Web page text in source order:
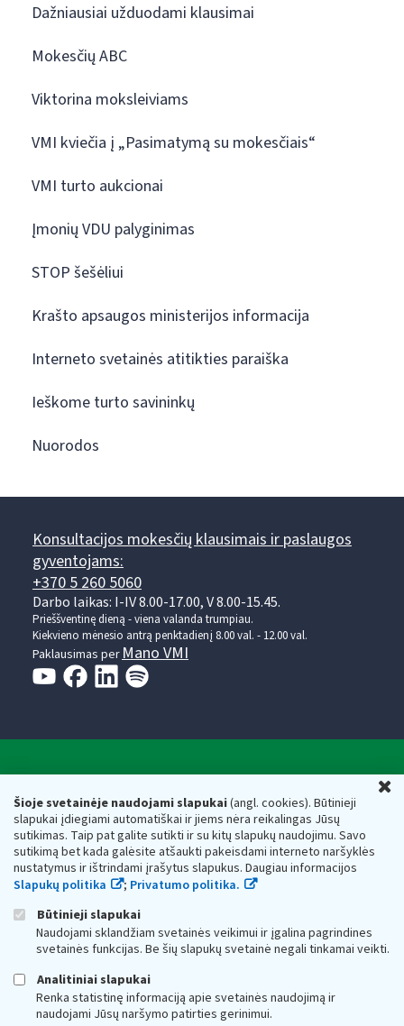
Šioje svetainėje naudojami slapukai(angl. cookies). Būtinieji
slapukai įdiegiami automatiškai ir jiems nėra reikalingas Jūsų
sutikimas. Taip pat galite sutikti ir su kitų slapukų naudojimu. Savo
sutikimą bet kada galėsite atšaukti pakeisdami interneto naršyklės
nustatymus ir ištrindami įrašytus slapukus. Daugiau informacijos
Slapukų politika
; Privatumo politika.
Būtinieji slapukai
Naudojami sklandžiam svetainės veikimui ir įgalina pagrindines
svetainės funkcijas. Be šių slapukų svetainė negali tinkamai veikti.
Analitiniai slapukai
Renka statistinę informaciją apie svetainės naudojimą ir
naudojami Jūsų naršymo patirties gerinimui.
Dažniausiai užduodami klausimai
Mokesčių ABC
Viktorina moksleiviams
VMI kviečia į „Pasimatymą su mokesčiais“
VMI turto aukcionai
Įmonių VDU palyginimas
STOP šešėliui
Krašto apsaugos ministerijos informacija
Interneto svetainės atitikties paraiška
Ieškome turto savininkų
Nuorodos
Konsultacijos mokesčių klausimais ir paslaugos
gyventojams:
+370 5 260 5060
Darbo laikas: I-IV 8.00-17.00, V 8.00-15.45.
Prieššventinę dieną - viena valanda trumpiau.
Kiekvieno mėnesio antrą penktadienį 8.00 val. - 12.00 val.
Paklausimas per Mano VMI
Respublikos finansų ministerijos
Biudžetinė įstaiga. Juridinio asmens kodas — 188659752,
adresas: Vasario 16-osios g. 14, 01107 Vilnius, Lietuva, el.paštas:
vmi@vmi.lt, E. pristatymo dėžutės adresas 188659752
Duomenys apie Valstybinę mokesčių inspekciją prie Lietuvos
Respublikos finansų ministerijos kaupiami ir saugomi Juridinių